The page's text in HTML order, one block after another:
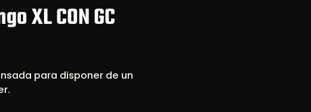
XL CON GC
para disponer de un